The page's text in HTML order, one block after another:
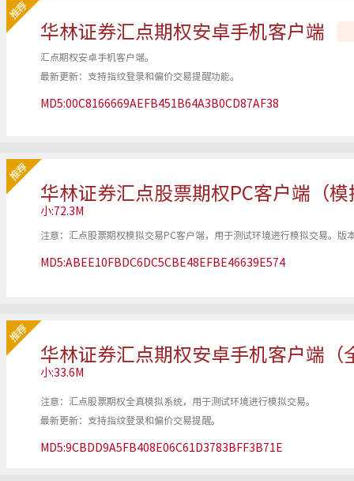
华林证券汇点期权安卓手机客户端
汇点期权安卓手机客户端。
最新更新：支持指纹登录和偏价交易提醒功能。
MD5:00C8166669AEFB451B64A3B0CD87AF38
华林证券汇点股票期权PC客户端（
小:72.3M
注意：汇点股票期权模拟交易PC客户端，用于测试环境进行模拟交易。版
MD5:ABEE10FBDC6DC5CBE48EFBE46639E574
华林证券汇点期权安卓手机客户端（
小:33.6M
注意：汇点股票期权全真模拟系统，用于测试环境进行模拟交易。
最新更新：支持指纹登录和偏价交易提醒。
MD5:9CBDD9A5FB408E06C61D3783BFF3B71E